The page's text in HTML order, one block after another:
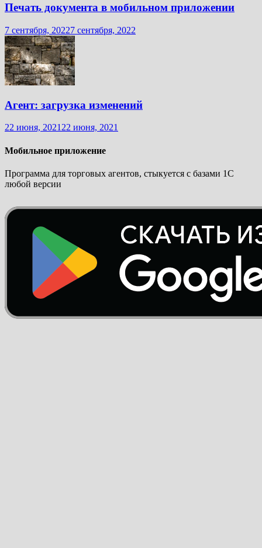
Печать документа в мобильном приложении
7 сентября, 20227 сентября, 2022
Агент: загрузка изменений
22 июня, 2021 22 июня, 2021
Мобильное приложение
Программа для торговых агентов, стыкуется с базами 1С
любой версии